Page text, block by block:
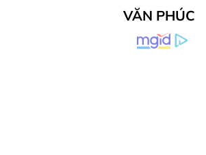
VĂN PHÚC